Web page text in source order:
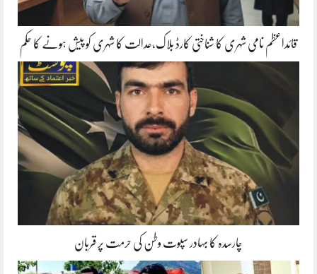
قائداعظم نامی شہری کا شناختی کارڈ بلاک،عدالت کا شہری کو پیش ہونے کا حکم
چارسدہ کا بہادر سپوت وطن کی حرمت پر قربان